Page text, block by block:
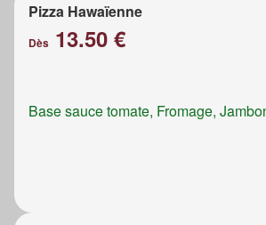
Pizza Hawaïenne
Dès 13.50 €
Base sauce tomate, Fromage,